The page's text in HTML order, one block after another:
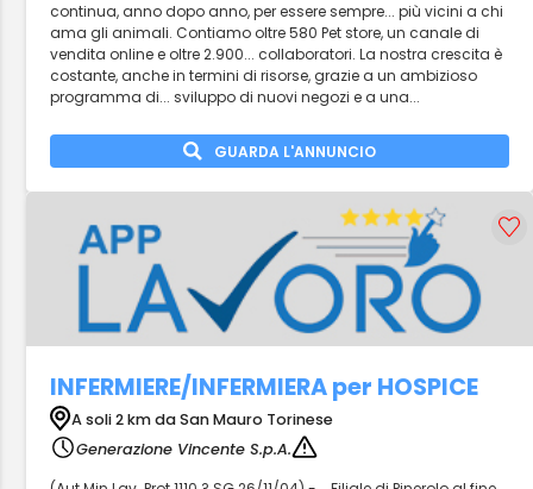
continua, anno dopo anno, per essere sempre... più vicini a chi
ama gli animali. Contiamo oltre 580 Pet store, un canale di
vendita online e oltre 2.900... collaboratori. La nostra crescita è
costante, anche in termini di risorse, grazie a un ambizioso
programma di... sviluppo di nuovi negozi e a una...
GUARDA L'ANNUNCIO
INFERMIERE/INFERMIERA per HOSPICE
A soli 2 km da San Mauro Torinese
Generazione Vincente S.p.A.